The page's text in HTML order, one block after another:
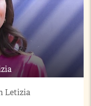
Letizia